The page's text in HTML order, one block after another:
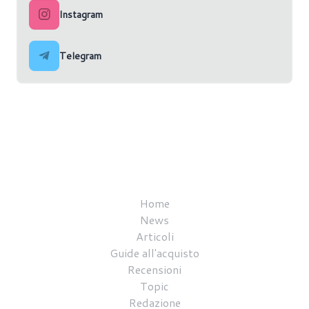
Instagram
Telegram
Home
News
Articoli
Guide all'acquisto
Recensioni
Topic
Redazione